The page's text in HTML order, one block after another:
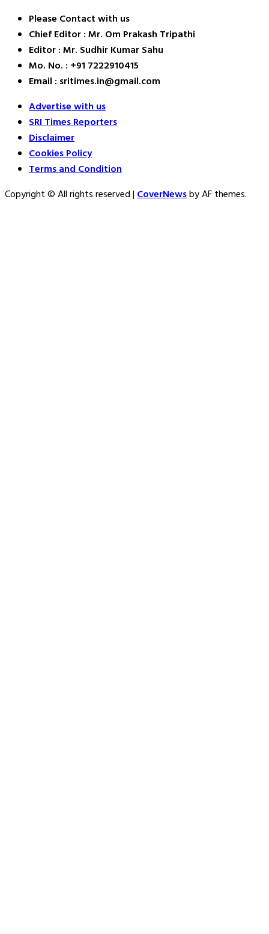
Please Contact with us
Chief Editor : Mr. Om Prakash Tripathi
Editor : Mr. Sudhir Kumar Sahu
Mo. No. : +91 7222910415
Email : sritimes.in@gmail.com
Advertise with us
SRI Times Reporters
Disclaimer
Cookies Policy
Terms and Condition
Copyright © All rights reserved|CoverNewsby AF themes.